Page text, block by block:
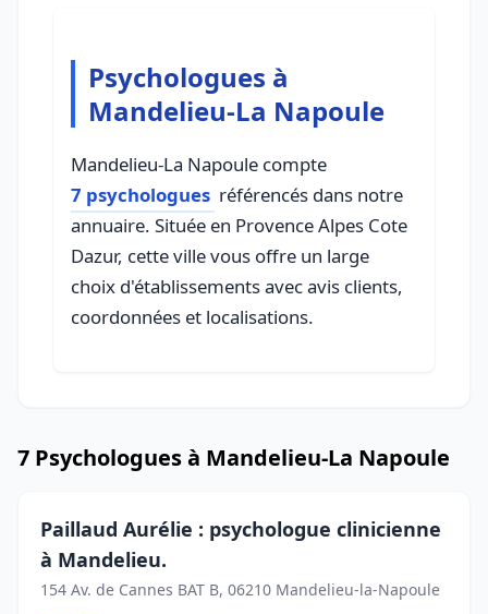
Psychologues à
Mandelieu-La Napoule
Mandelieu-La Napoule compte
7 psychologues référencés dans notre
annuaire. Située en Provence Alpes Cote
Dazur, cette ville vous offre un large
choix d'établissements avec avis clients,
coordonnées et localisations.
7 Psychologues à Mandelieu-La Napoule
Paillaud Aurélie : psychologue clinicienne
à Mandelieu.
154 Av. de Cannes BAT B, 06210 Mandelieu-la-Napoule